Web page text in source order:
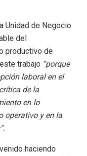
Unidad de Negocio
del
productivo de
trabajo “porque
laboral en el
de la
en lo
operativo y en la
haciendo